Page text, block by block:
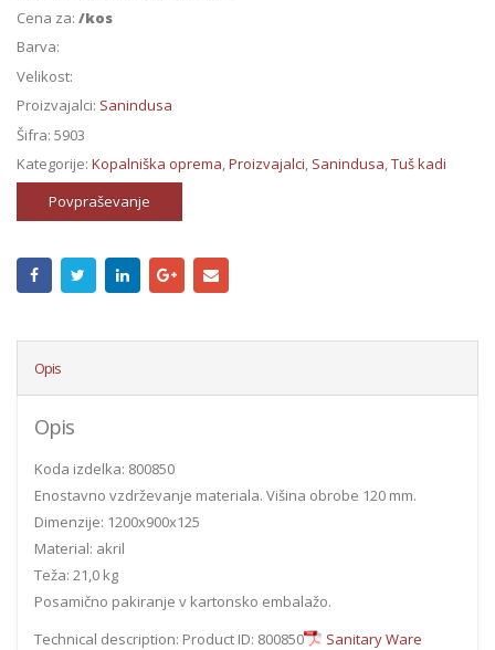
Cena za: /kos
Barva:
Velikost:
Proizvajalci: Sanindusa
Šifra: 5903
Kategorije: Kopalniška oprema,Proizvajalci, Sanindusa,Tuš kadi
Povpraševanje
Opis
Opis
Koda izdelka: 800850
Enostavno vzdrževanje materiala. Višina obrobe 120 mm.
Dimenzije: 1200x900x125
Material: akril
Teža: 21,0 kg
Posamično pakiranje v kartonsko embalažo.
Technical description: Product ID: 800850
Sanitary Ware